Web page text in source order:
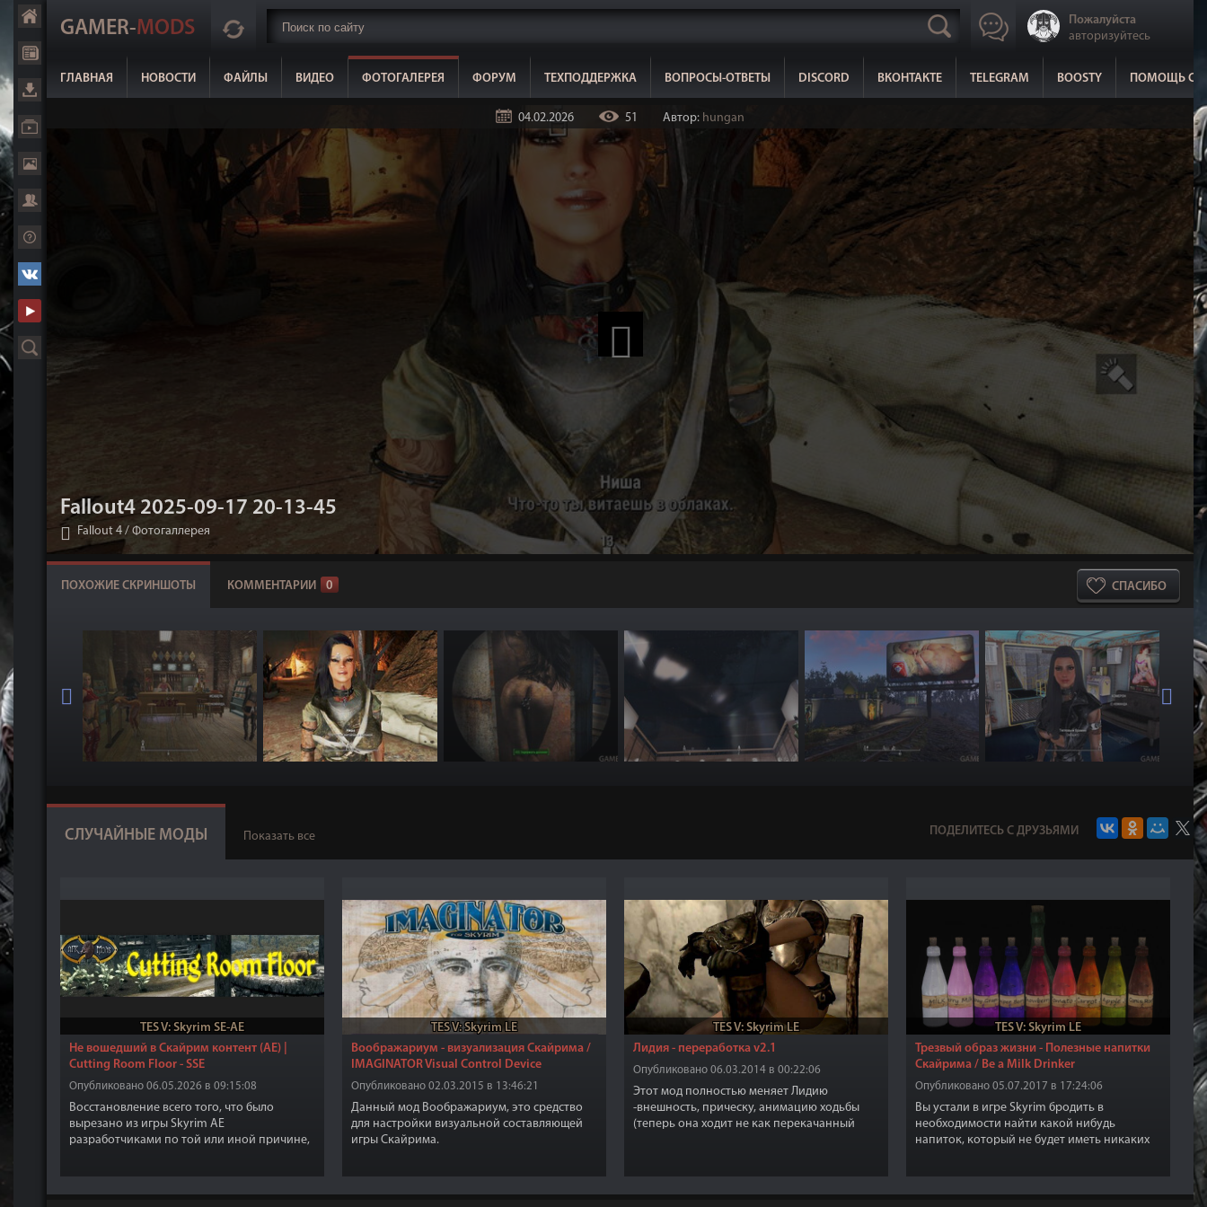
GAMER-MODS
Пожалуйста
авторизуйтесь
ГЛАВНАЯ НОВОСТИ ФАЙЛЫ ВИДЕО ФОТОГАЛЕРЕЯ ФОРУМ ТЕХПОДДЕРЖКА ВОПРОСЫ-ОТВЕТЫ DISCORD ВКОНТАКТЕ TELEGRAM BOOSTY ПОМОЩЬ
04.02.2026 51 Автор: hungan
Fallout4 2025-09-17 20-13-45
Fallout 4 / Фотогаллерея
СПАСИБО
ПОХОЖИЕ СКРИНШОТЫ КОММЕНТАРИИ 0
СЛУЧАЙНЫЕ МОДЫ Показать все ПОДЕЛИТЕСЬ С ДРУЗЬЯМИ
TES V: Skyrim SE-AE
Не вошедший в Скайрим контент (AE) |
Cutting Room Floor - SSE
Опубликовано 06.05.2026 в 09:15:08
Восстановление всего того, что было
вырезано из игры Skyrim AE
разработчиками по той или иной причине,
TES V: Skyrim LE
Воображариум - визуализация Скайрима /
IMAGINATOR Visual Control Device
Опубликовано 02.03.2015 в 13:46:21
Данный мод Воображариум, это средство
для настройки визуальной составляющей
игры Скайрима.
TES V: Skyrim LE
Лидия - переработка v2.1
Опубликовано 06.03.2014 в 00:22:06
Этот мод полностью меняет Лидию
-внешность, прическу, анимацию ходьбы
(теперь она ходит не как перекачанный
TES V: Skyrim LE
Трезвый образ жизни - Полезные напитки
Скайрима / Be a Milk Drinker
Опубликовано 05.07.2017 в 17:24:06
Вы устали в игре Skyrim бродить в
необходимости найти какой нибудь
напиток, который не будет иметь никаких